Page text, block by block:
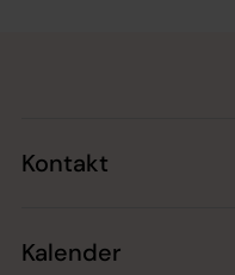
Kontakt
Kalender